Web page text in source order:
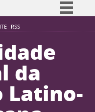
RSS
Simplifique!
Participe
Acesso à informação
Legislação
Canais
da
Latino-